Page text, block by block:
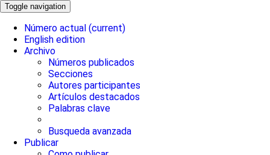
Toggle navigation
Número actual (current)
English edition
Archivo
Números publicados
Secciones
Autores participantes
Artículos destacados
Palabras clave
Busqueda avanzada
Publicar